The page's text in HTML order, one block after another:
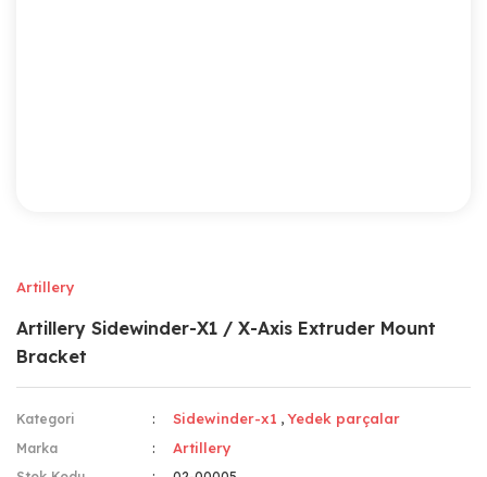
Artillery
Artillery Sidewinder-X1 / X-Axis Extruder Mount
Bracket
Kategori Sidewinder-x1 ,Yedek parçalar
Marka Artillery